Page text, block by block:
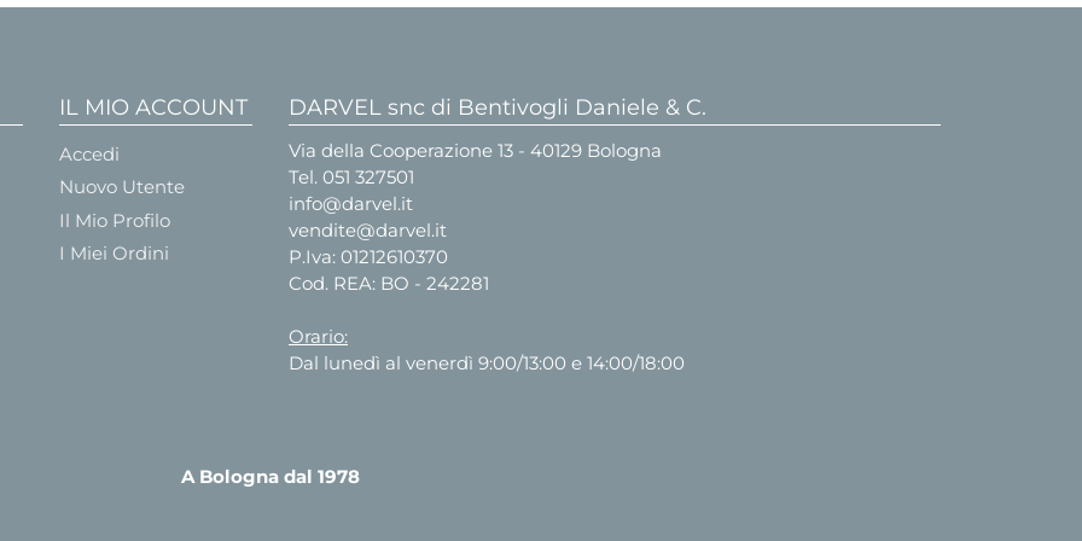
IL MIO ACCOUNT
Accedi
Nuovo Utente
Il Mio Profilo
I Miei Ordini
DARVEL snc di Bentivogli Daniele & C.
Via della Cooperazione 13 - 40129 Bologna
Tel. 051 327501
info@darvel.it
vendite@darvel.it
P.Iva: 01212610370
Cod. REA: BO - 242281
Orario:
Dal lunedì al venerdì 9:00/13:00 e 14:00/18:00
A Bologna dal 1978